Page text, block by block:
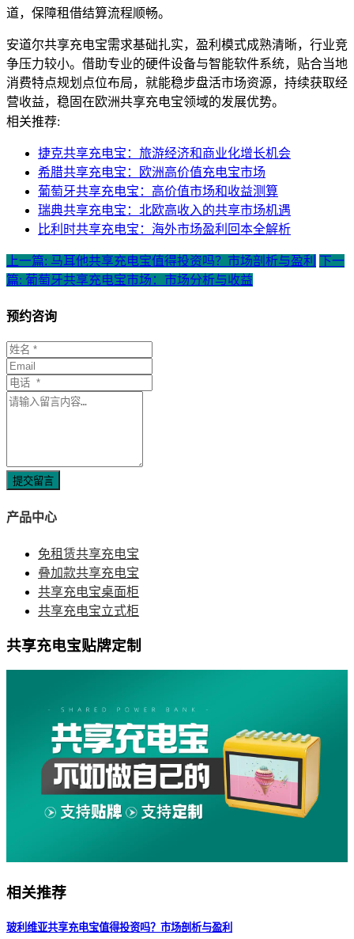
道，保障租借结算流程顺畅。
安道尔共享充电宝需求基础扎实，盈利模式成熟清晰，行业竞
争压力较小。借助专业的硬件设备与智能软件系统，贴合当地
消费特点规划点位布局，就能稳步盘活市场资源，持续获取经
营收益，稳固在欧洲共享充电宝领域的发展优势。
相关推荐:
捷克共享充电宝：旅游经济和商业化增长机会
希腊共享充电宝：欧洲高价值充电宝市场
葡萄牙共享充电宝：高价值市场和收益测算
瑞典共享充电宝：北欧高收入的共享市场机遇
比利时共享充电宝：海外市场盈利回本全解析
上一篇: 马耳他共享充电宝值得投资吗？市场剖析与盈利 下一
篇: 葡萄牙共享充电宝市场：市场分析与收益
预约咨询
提交留言
产品中心
免租赁共享充电宝
叠加款共享充电宝
共享充电宝桌面柜
共享充电宝立式柜
共享充电宝贴牌定制
相关推荐
玻利维亚共享充电宝值得投资吗？市场剖析与盈利